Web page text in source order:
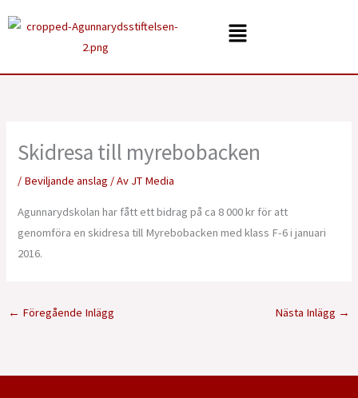
till
Menu
Skidresa till myrebobacken
/ Beviljande anslag / Av JT Media
Agunnarydskolan har fått ett bidrag på ca 8 000 kr för att
genomföra en skidresa till Myrebobacken med klass F-6 i januari
2016.
← Föregående Inlägg Nästa Inlägg →